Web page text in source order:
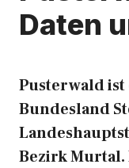
Daten
Pusterwald
Bundesland
Bezirk Murtal.